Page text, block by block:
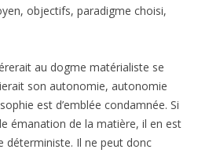
objectifs, paradigme choisi,
au dogme matérialiste se
son autonomie, autonomie
est d’emblée condamnée. Si
émanation de la matière, il en est
déterministe. Il ne peut donc